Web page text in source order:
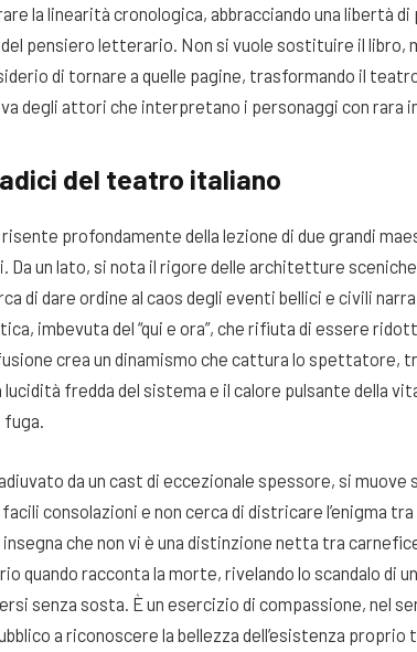
la linearità cronologica, abbracciando una libertà di
pensiero letterario. Non si vuole sostituire il libro,
di tornare a quelle pagine, trasformando il
degli attori che interpretano i personaggi con rara
del teatro italiano
profondamente della lezione di due grandi
Da un lato, si nota il rigore delle architetture
di dare ordine al caos degli eventi bellici e civili
imbevuta del “qui e ora”, che rifiuta di essere
crea un dinamismo che cattura lo spettatore,
lucidità fredda del sistema e il calore pulsante della
fuga.
da un cast di eccezionale spessore, si muove
consolazioni e non cerca di districare l’enigma
che non vi è una distinzione netta tra
quando racconta la morte, rivelando lo scandalo di
senza sosta. È un esercizio di compassione, nel
a riconoscere la bellezza dell’esistenza proprio